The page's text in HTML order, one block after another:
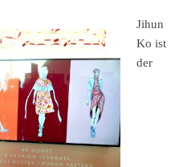
Jihun
Ko ist
der